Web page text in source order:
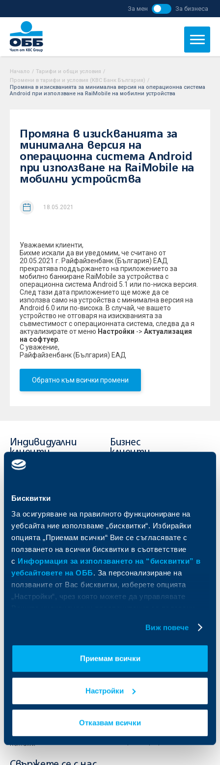
Бисквитки
За осигуряване на правилното функциониране на
уебсайта ние използваме „бисквитки“. Избирайки
опцията „Приемам всички“ Вие се съгласявате с
ползването на всички бисквитки в съответствие
с Информация за използването на “бисквитки” в
уебсайтовете на ОББ. За персонализиране на
ползваните от Вас бисквитки, изберете опцията
„Настройки“, чрез която можете да управлявате
Виж повече
Приемам всички
Настройки
Отказвам всички
За мен За бизнеса
Начало / Тарифи и общи условия /
Промени в тарифи и условия (KBC Банк България) /
Промяна в изискванията за минимална версия на операционна система
Android при използване на RaiMobile на мобилни устройства
Промяна в изискванията за
минимална версия на
операционна система Android
при използване на RaiMobile на
мобилни устройства
18.05.2021
Уважаеми клиенти,
Бихме искали да ви уведомим, че считано от
20.05.2021 г. Райфайзенбанк (България) ЕАД
прекратява поддържането на приложението за
мобилно банкиране RaiMobile за устройства с
операционна система Android 5.1 или по-ниска версия.
След тази дата приложението ще може да се
използва само на устройства с минимална версия на
Android 6.0 или по-висока. В случай, че вашето
устройство не отговаря на изискванията за
съвместимост с операционната система, следва да я
актуализирате от меню Настройки -> Актуализация
на софтуер
С уважение,
Райфайзенбанк (България) ЕАД
Обратно към всички промени
Индивидуални
клиенти
Кредити
Частно банкиране
Застраховки
Актуализация на клиентски данни
Бизнес
клиенти
Пазари, инвестиционно банкиране
и попечителски услуги
Факторинг
Кредити за собственици на фирми
Финансови институции и суверени
За ОББ
Тарифи и общи условия
Кариери
Контакти
Групата на KBC
ОББ Пенсионно осигуряване
Условия за ползване на сайта
Бисквитки